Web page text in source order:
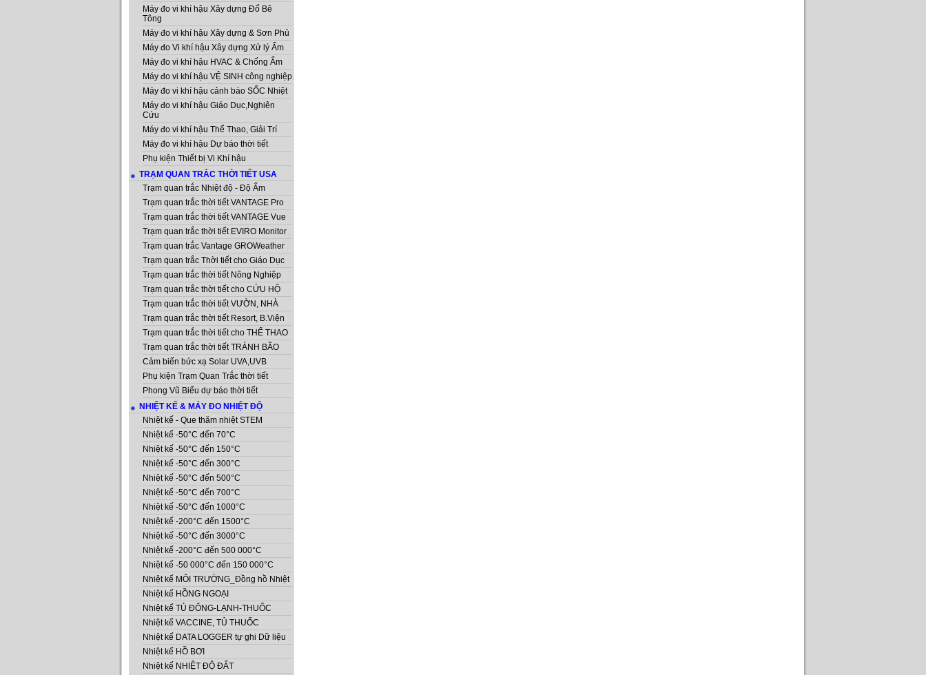
Máy đo vi khí hậu Xây dựng Đổ Bê
Tông
Máy đo vi khí hậu Xây dựng & Sơn Phủ
Máy đo Vi khí hậu Xây dựng Xử lý Ẩm
Máy đo vi khí hậu HVAC & Chống Ẩm
Máy đo vi khí hậu VỆ SINH công nghiệp
Máy đo vi khí hậu cảnh báo SỐC Nhiệt
Máy đo vi khí hậu Giáo Dục,Nghiên
Cứu
Máy đo vi khí hậu Thể Thao, Giải Trí
Máy đo vi khí hậu Dự báo thời tiết
Phụ kiện Thiết bị Vi Khí hậu
TRẠM QUAN TRẮC THỜI TIẾT USA
Trạm quan trắc Nhiệt độ - Độ Ẩm
Trạm quan trắc thời tiết VANTAGE Pro
Trạm quan trắc thời tiết VANTAGE Vue
Trạm quan trắc thời tiết EVIRO Monitor
Trạm quan trắc Vantage GROWeather
Trạm quan trắc Thời tiết cho Giáo Dục
Trạm quan trắc thời tiết Nông Nghiệp
Trạm quan trắc thời tiết cho CỨU HỘ
Trạm quan trắc thời tiết VƯỜN, NHÀ
Trạm quan trắc thời tiết Resort, B.Viện
Trạm quan trắc thời tiết cho THỂ THAO
Trạm quan trắc thời tiết TRÁNH BÃO
Cảm biến bức xạ Solar UVA,UVB
Phụ kiện Trạm Quan Trắc thời tiết
Phong Vũ Biểu dự báo thời tiết
NHIỆT KẾ & MÁY ĐO NHIỆT ĐỘ
Nhiệt kế - Que thăm nhiệt STEM
Nhiệt kế -50°C đến 70°C
Nhiệt kế -50°C đến 150°C
Nhiệt kế -50°C đến 300°C
Nhiệt kế -50°C đến 500°C
Nhiệt kế -50°C đến 700°C
Nhiệt kế -50°C đến 1000°C
Nhiệt kế -200°C đến 1500°C
Nhiệt kế -50°C đến 3000°C
Nhiệt kế -200°C đến 500 000°C
Nhiệt kế -50 000°C đến 150 000°C
Nhiệt kế MÔI TRƯỜNG_Đồng hồ Nhiệt
Nhiệt kế HỒNG NGOẠI
Nhiệt kế TỦ ĐÔNG-LẠNH-THUỐC
Nhiệt kế VACCINE, TỦ THUỐC
Nhiệt kế DATA LOGGER tự ghi Dữ liệu
Nhiệt kế HỒ BƠI
Nhiệt kế NHIỆT ĐỘ ĐẤT